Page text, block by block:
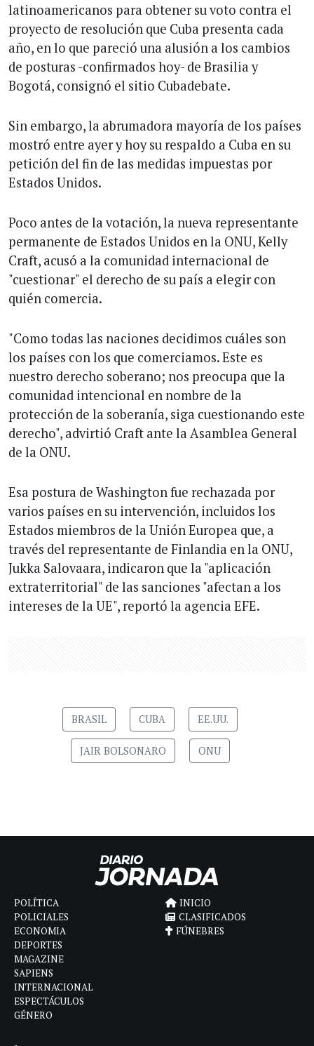
latinoamericanos para obtener su voto contra el
proyecto de resolución que Cuba presenta cada
año, en lo que pareció una alusión a los cambios
de posturas -confirmados hoy- de Brasilia y
Bogotá, consignó el sitio Cubadebate.
Sin embargo, la abrumadora mayoría de los países
mostró entre ayer y hoy su respaldo a Cuba en su
petición del fin de las medidas impuestas por
Estados Unidos.
Poco antes de la votación, la nueva representante
permanente de Estados Unidos en la ONU, Kelly
Craft, acusó a la comunidad internacional de
"cuestionar" el derecho de su país a elegir con
quién comercia.
"Como todas las naciones decidimos cuáles son
los países con los que comerciamos. Este es
nuestro derecho soberano; nos preocupa que la
comunidad intencional en nombre de la
protección de la soberanía, siga cuestionando este
derecho", advirtió Craft ante la Asamblea General
de la ONU.
Esa postura de Washington fue rechazada por
varios países en su intervención, incluidos los
Estados miembros de la Unión Europea que, a
través del representante de Finlandia en la ONU,
Jukka Salovaara, indicaron que la "aplicación
extraterritorial" de las sanciones "afectan a los
intereses de la UE", reportó la agencia EFE.
BRASIL CUBA EE.UU.
JAIR BOLSONARO ONU
POLÍTICA
POLICIALES
ECONOMIA
DEPORTES
MAGAZINE
SAPIENS
INTERNACIONAL
ESPECTÁCULOS
GÉNERO
INICIO
CLASIFICADOS
FÚNEBRES